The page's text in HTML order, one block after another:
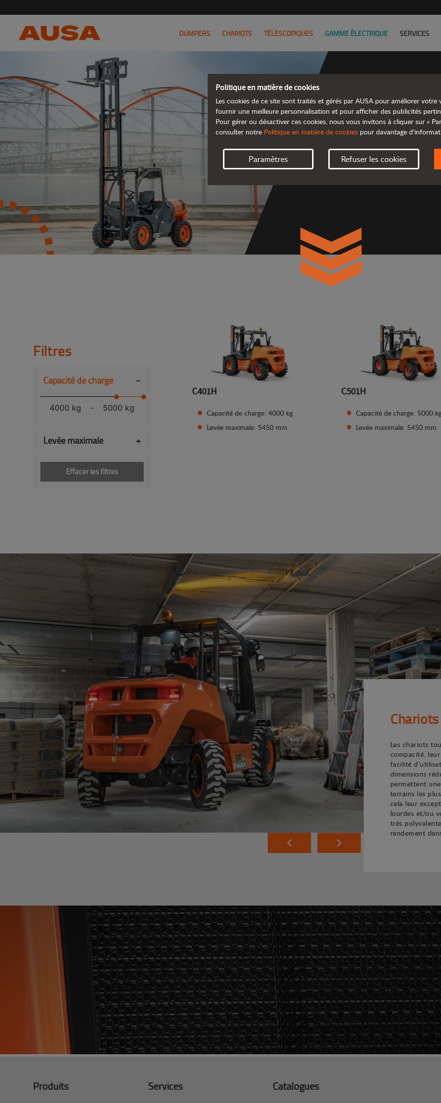
DUMPERS CHARIOTS TÉLESCOPIQUES GAMME ÉLECTRIQUE SERVICES
gamme
Filtres
Capacité de charge -
4000 kg - 5000 kg
Levée maximale +
Effacer les filtres
C401H
Capacité de charge: 4000 kg
Levée maximale: 5450 mm
C501H
Capacité de charge: 5000
Levée maximale: 5450 mm
Les chariots
compacité,
facilité
dimensions
permettent
terrains les
cela leur
lourdes et/ou
très
rendement
Produits Services Catalogues
Politique en matière de cookies
Les cookies de ce site sont traités et gérés par AUSA pour améliorer
fournir une meilleure personnalisation et pour afficher des publicités
Pour gérer ou désactiver ces cookies, nous vous invitons à cliquer sur «
consulter notre Politique en matière de cookies pour davantage
Paramètres Refuser les cookies